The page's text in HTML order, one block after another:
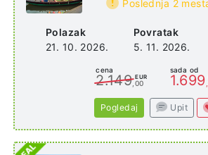
Polazak
21. 10. 2026.
Povratak
5. 11. 2026.
Poslednja 2
cena
2.149 EUR
,00
sada od
1.699
Pogledaj Upit